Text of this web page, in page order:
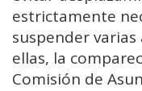
estrictamente
suspender
ellas, la
Comisión de